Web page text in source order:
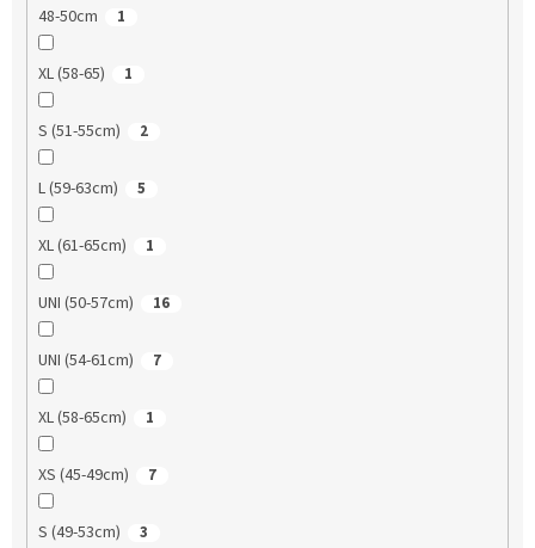
48-50cm 1
XL (58-65) 1
S (51-55cm) 2
L (59-63cm) 5
XL (61-65cm) 1
UNI (50-57cm) 16
UNI (54-61cm) 7
XL (58-65cm) 1
XS (45-49cm) 7
S (49-53cm) 3